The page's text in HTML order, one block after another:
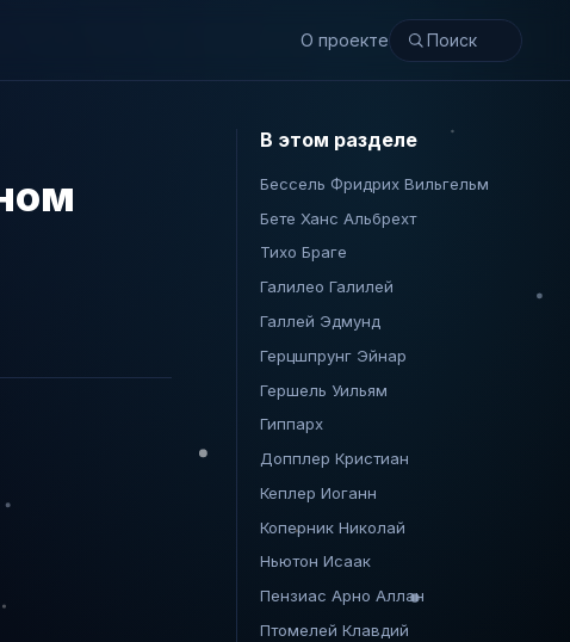
О проекте
В этом разделе
Бессель Фридрих Вильгельм
Бете Ханс Альбрехт
Тихо Браге
Галилео Галилей
Галлей Эдмунд
Герцшпрунг Эйнар
Гершель Уильям
Гиппарх
Допплер Кристиан
Кеплер Иоганн
Коперник Николай
Ньютон Исаак
Пензиас Арно Аллан
Птомелей Клавдий